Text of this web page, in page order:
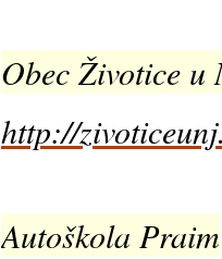
Obec Životice u
http://
Autoškola Praim